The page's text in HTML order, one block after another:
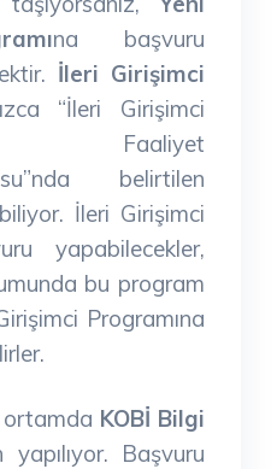
na başvuru
İleri Girişimci
“İleri Girişimci
Faaliyet
belirtilen
İleri Girişimci
yapabilecekler,
bu program
Programına
ortamda KOBİ Bilgi
yapılıyor. Başvuru